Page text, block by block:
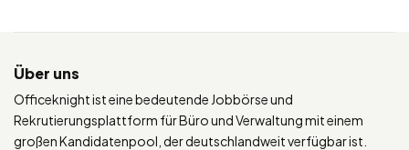
Über uns
Officeknight ist eine bedeutende Jobbörse und
Rekrutierungsplattform für Büro und Verwaltung mit einem
großen Kandidatenpool, der deutschlandweit verfügbar ist.